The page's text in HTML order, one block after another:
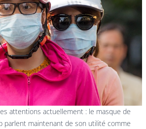
attentions actuellement : le masque de
parlent maintenant de son utilité comme